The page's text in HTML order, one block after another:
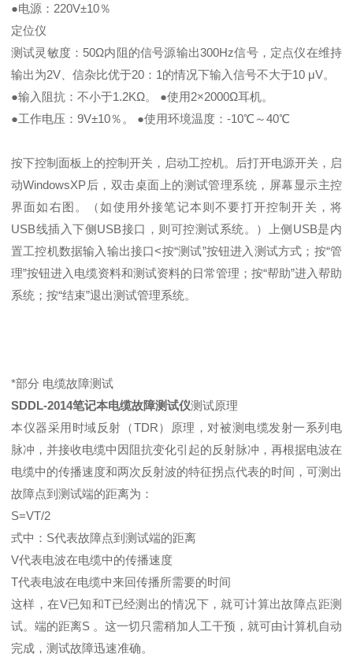
●电源：220V±10％
定位仪
测试灵敏度：50Ω内阻的信号源输出300Hz信号，定点仪在维持
输出为2V、信杂比优于20：1的情况下输入信号不大于10 μV。
●输入阻抗：不小于1.2KΩ。 ●使用2×2000Ω耳机。
●工作电压：9V±10％。 ●使用环境温度：-10℃～40℃
按下控制面板上的控制开关，启动工控机。后打开电源开关，启
动WindowsXP后，双击桌面上的测试管理系统，屏幕显示主控
界面如右图。（如使用外接笔记本则不要打开控制开关，将
USB线插入下侧USB接口，则可控测试系统。）上侧USB是内
置工控机数据输入输出接口<按“测试”按钮进入测试方式；按“管
理”按钮进入电缆资料和测试资料的日常管理；按“帮助”进入帮助
系统；按“结束”退出测试管理系统。
*部分 电缆故障测试
SDDL-2014笔记本电缆故障测试仪测试原理
本仪器采用时域反射（TDR）原理，对被测电缆发射一系列电
脉冲，并接收电缆中因阻抗变化引起的反射脉冲，再根据电波在
电缆中的传播速度和两次反射波的特征拐点代表的时间，可测出
故障点到测试端的距离为：
S=VT/2
式中：S代表故障点到测试端的距离
V代表电波在电缆中的传播速度
T代表电波在电缆中来回传播所需要的时间
这样，在V已知和T已经测出的情况下，就可计算出故障点距测
试。端的距离S 。这一切只需稍加人工干预，就可由计算机自动
完成，测试故障迅速准确。